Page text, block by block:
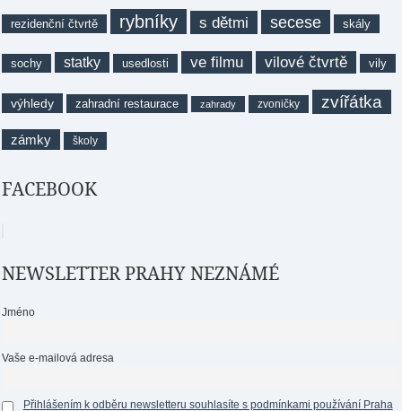
rezidenční čtvrtě rybníky s dětmi secese skály
sochy statky usedlosti ve filmu vilové čtvrtě vily
výhledy zahradní restaurace zahrady zvoničky zvířátka
zámky školy
FACEBOOK
NEWSLETTER PRAHY NEZNÁMÉ
Jméno
Vaše e-mailová adresa
Přihlášením k odběru newsletteru souhlasíte s podmínkami používání Praha